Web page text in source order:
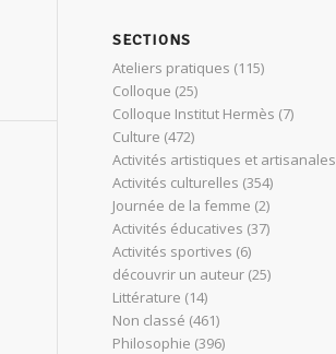
SECTIONS
Ateliers pratiques (115)
Colloque (25)
Colloque Institut Hermès (7)
Culture (472)
Activités artistiques et artisanales
Activités culturelles (354)
Journée de la femme (2)
Activités éducatives (37)
Activités sportives (6)
découvrir un auteur (25)
Littérature (14)
Non classé (461)
Philosophie (396)